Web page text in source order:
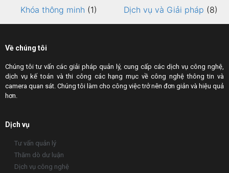
Khóa thông minh (1) Dịch vụ và Giải pháp (8)
Về chúng tôi
Chúng tôi tư vấn các giải pháp quản lý, cung cấp các dịch vụ công nghệ,
dịch vụ kế toán và thi công các hạng mục về công nghệ thông tin và
camera quan sát. Chúng tôi làm cho công việc trở nên đơn giản và hiệu quả
hơn.
Dịch vụ
Tư vấn quản lý
Thăm dò dư luận
Dịch vụ công nghệ